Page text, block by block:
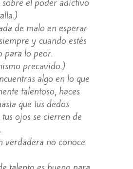
de malo en esperar
y cuando estés
para lo peor.
precavido.)
algo en lo que
talentoso, haces
que tus dedos
ojos se cierren de
verdadera no conoce